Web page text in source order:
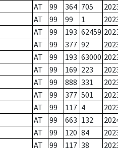
AT 99 364 705
AT 99 99 1
AT 99 193 62459
AT 99 377 92
AT 99 193 63000
AT 99 169 223
AT 99 888 331
AT 99 377 501
AT 99 117 4
AT 99 663 132
AT 99 120 84
AT 99 117 38